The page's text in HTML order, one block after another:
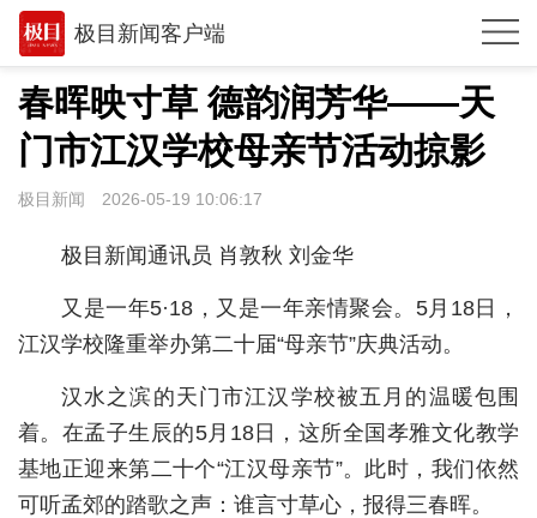
极目新闻客户端
推荐
观点
时政
世相
环球
专题
极客圈
春晖映寸草 德韵润芳华——天
门市江汉学校母亲节活动掠影
极目新闻 2026-05-19 10:06:17
极目新闻通讯员 肖敦秋 刘金华
又是一年5·18，又是一年亲情聚会。5月18日，
江汉学校隆重举办第二十届“母亲节”庆典活动。
汉水之滨的天门市江汉学校被五月的温暖包围
着。在孟子生辰的5月18日，这所全国孝雅文化教学
基地正迎来第二十个“江汉母亲节”。此时，我们依然
可听孟郊的踏歌之声：谁言寸草心，报得三春晖。